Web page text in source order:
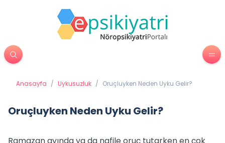
Anasayfa / Uykusuzluk / Oruçluyken Neden Uyku Gelir?
Oruçluyken Neden Uyku Gelir?